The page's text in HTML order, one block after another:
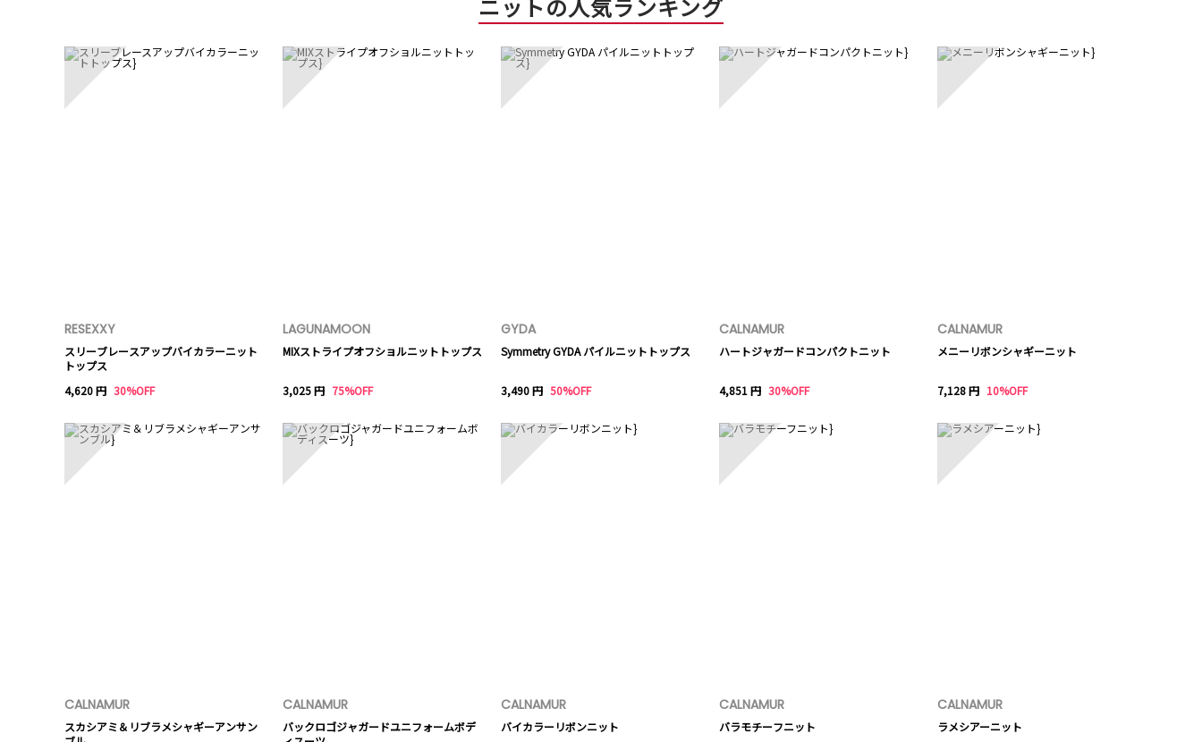
ニットの人気ランキング
RESEXXY
スリーブレースアップバイカラーニット
トップス
4,620 円 30%OFF
LAGUNAMOON
MIXストライプオフショルニットトップス
3,025 円 75%OFF
GYDA
Symmetry GYDA パイルニットトップス
3,490 円 50%OFF
CALNAMUR
ハートジャガードコンパクトニット
4,851 円 30%OFF
CALNAMUR
メニーリボンシャギーニット
7,128 円 10%OFF
CALNAMUR
スカシアミ＆リブラメシャギーアンサン
CALNAMUR
バックロゴジャガードユニフォームボデ
CALNAMUR
バイカラーリボンニット
CALNAMUR
バラモチーフニット
CALNAMUR
ラメシアーニット